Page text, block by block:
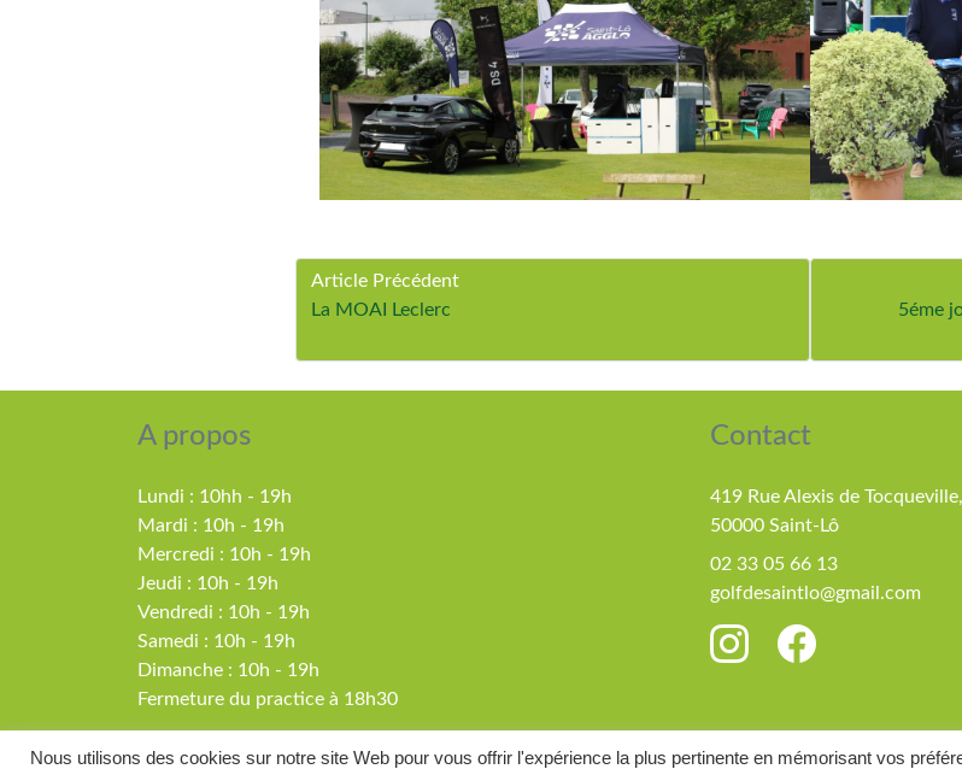
Article Précédent
La MOAI Leclerc
5éme
A propos
Lundi : 10hh - 19h
Mardi : 10h - 19h
Mercredi : 10h - 19h
Jeudi : 10h - 19h
Vendredi : 10h - 19h
Samedi : 10h - 19h
Dimanche : 10h - 19h
Fermeture du practice à 18h30
Contact
419 Rue Alexis de Tocqueville,
50000 Saint-Lô
02 33 05 66 13
golfdesaintlo@gmail.com
Nous utilisons des cookies sur notre site Web pour vous offrir l'expérience la plus pertinente en mémorisant vos